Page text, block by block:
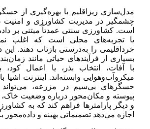
چشمگیر در مدیریت کشاورزی و امنیت
است. کشاورزی سنتی عمدتاً مبتنی بر
یا تجربه‌های محلی است که اغلب
خرداقلیمی را به‌درستی بازتاب دهند.
بسیاری از فرآیندهای حیاتی مانند
با آفات، انتخاب بذر، یا اعمال
میکروآب‌وهوایی وابسته‌اند. اینترنت اشیا
حسگرهای بی‌سیم در مزرعه، می‌تواند
پیوسته و مکان‌محور درباره وضعیت خاک،
و دیگر پارامترها فراهم کند که به
اجازه می‌دهد تصمیماتی بهینه و داده‌محور